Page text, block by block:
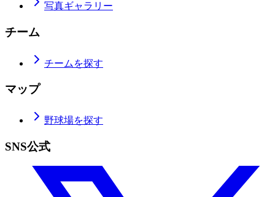
写真ギャラリー
チーム
チームを探す
マップ
野球場を探す
SNS公式